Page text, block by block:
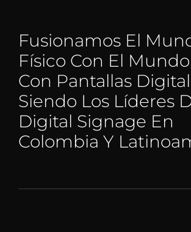
Fusionamos El
Físico Con El
Con Pantallas
Siendo Los Líderes
Digital Signage En
Colombia Y